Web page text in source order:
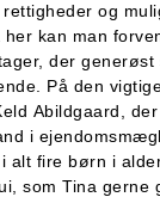
og
kan man
der
På den
Abildgaard,
i
alt fire børn i
som Tina gerne